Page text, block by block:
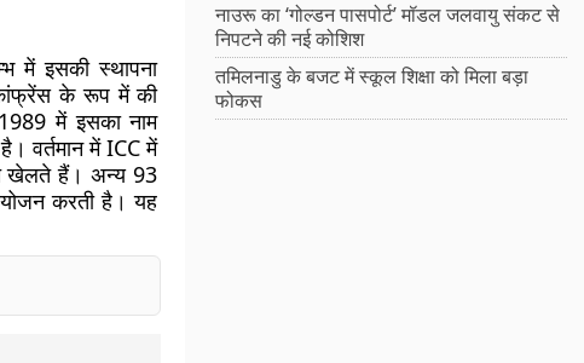
में इसकी स्थापना
कांफ्रेंस के रूप में की
में इसका नाम
वर्तमान में ICC में
खेलते हैं। अन्य 93
करती है। यह
नाउरू का ‘गोल्डन पासपोर्ट’ मॉडल जलवायु संकट से
निपटने की नई कोशिश
तमिलनाडु के बजट में स्कूल शिक्षा को मिला बड़ा
फोकस